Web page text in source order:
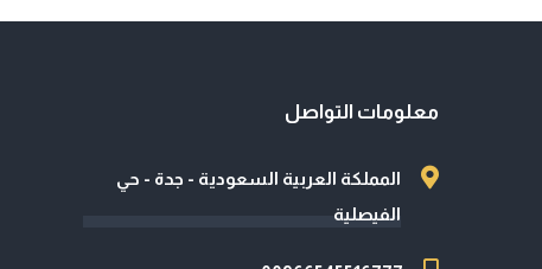
معلومات التواصل
المملكة العربية السعودية - جدة - حي
الفيصلية